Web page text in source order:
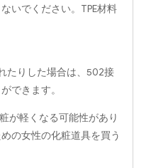
いでください。TPE材料
たりした場合は、502接
できます。
が軽くなる可能性があり
の女性の化粧道具を買う